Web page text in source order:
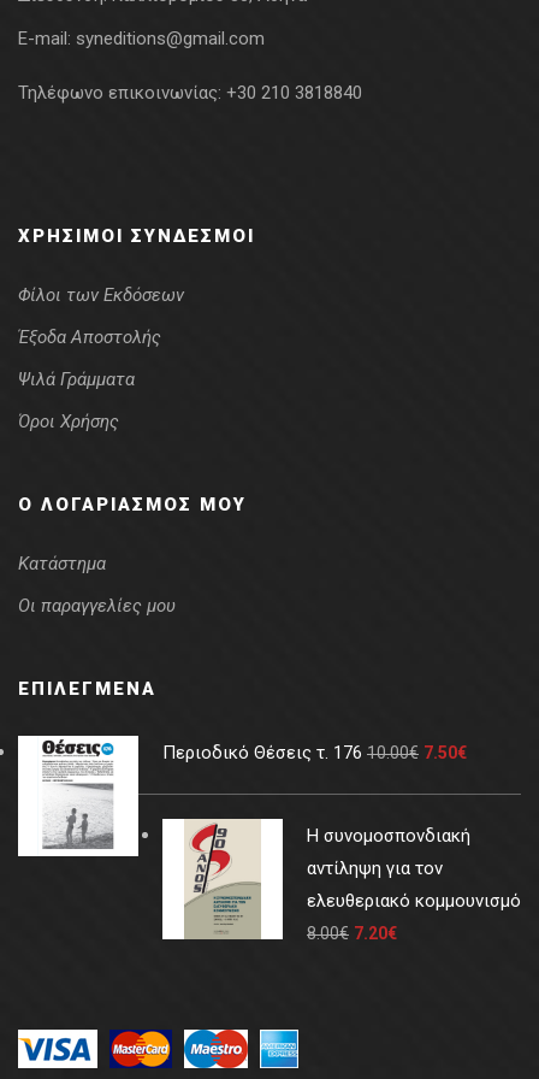
E-mail: syneditions@gmail.com
Τηλέφωνο επικοινωνίας: +30 210 3818840
ΧΡΉΣΙΜΟΙ ΣΎΝΔΕΣΜΟΙ
Φίλοι των Εκδόσεων
Έξοδα Αποστολής
Ψιλά Γράμματα
Όροι Χρήσης
Ο ΛΟΓΑΡΙΑΣΜΌΣ ΜΟΥ
Κατάστημα
Οι παραγγελίες μου
ΕΠΙΛΕΓΜΈΝΑ
Περιοδικό Θέσεις τ. 176 10.00€ 7.50€
Η συνομοσπονδιακή
αντίληψη για τον
ελευθεριακό κομμουνισμό
8.00€ 7.20€